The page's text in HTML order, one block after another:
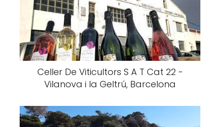
Celler De Viticultors S A T Cat 22 -
Vilanova i la Geltrú, Barcelona